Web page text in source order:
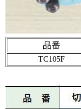
品番
TC105F